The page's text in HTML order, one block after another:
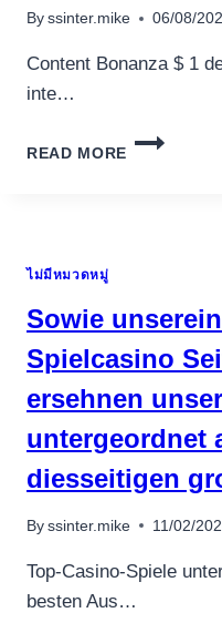
2025
By ssinter.mike 06/08/
Content Bonanza $ 1
inte…
READ MORE
LEMON
BONANZA
$
1
DEPOZYT
ZŁ
BONUS,
DS
ไม่มีหมวดหมู่
Sowie
Spielcasino
ersehnen
untergeordnet
diesseitigen
By ssinter.mike 11/02/
Top-Casino-Spiele
besten Aus…